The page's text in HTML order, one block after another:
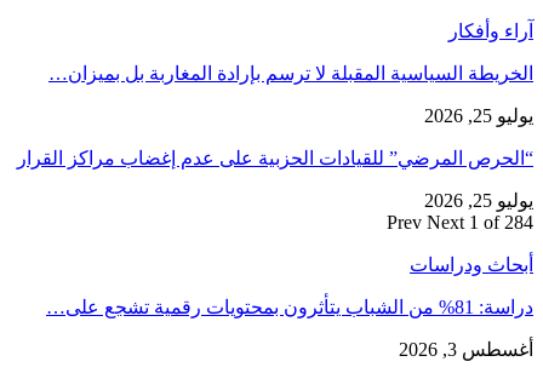
آراء وأفكار
الخريطة السياسية المقبلة لا ترسم بإرادة المغاربة بل بميزان…
يوليو 25, 2026
“الحرص المرضي” للقيادات الحزبية على عدم إغضاب مراكز القرار
يوليو 25, 2026
Prev Next 1 of 284
أبحاث ودراسات
دراسة: 81% من الشباب يتأثرون بمحتويات رقمية تشجع على…
أغسطس 3, 2026